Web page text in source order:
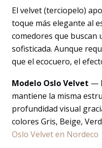
El velvet (terciopelo)
toque más elegante al
comedores que buscan
sofisticada. Aunque
que el ecocuero, el
Modelo Oslo Velvet —
mantiene la misma
profundidad visual
colores Gris, Beige,
Oslo Velvet en Nordeco